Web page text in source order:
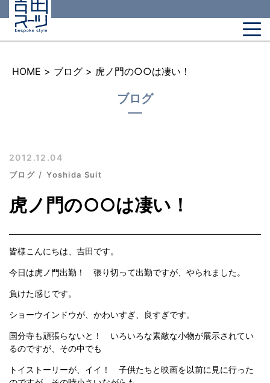
HOME > ブログ > 虎ノ門の○○は凄い！
ブログ
2012.12.04
ブログ Yoshida Suit
虎ノ門の○○は凄い！
皆様こんにちは、吉田です。
今日は虎ノ門出勤！ 張り切って出勤ですが、やられました。
負けた感じです。
ショーウインドウが、かわいすぎ、良すぎです。
国分寺も頑張らないと！ いろいろな素敵な小物が展示されてい
るのですが、その中でも
トイストーリーが、イイ！ 子供たちと映画を以前に見に行った